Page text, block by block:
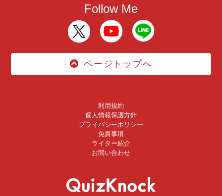
Follow Me
ページトップへ
利用規約
個人情報保護方針
プライバシーポリシー
免責事項
ライター紹介
お問い合わせ